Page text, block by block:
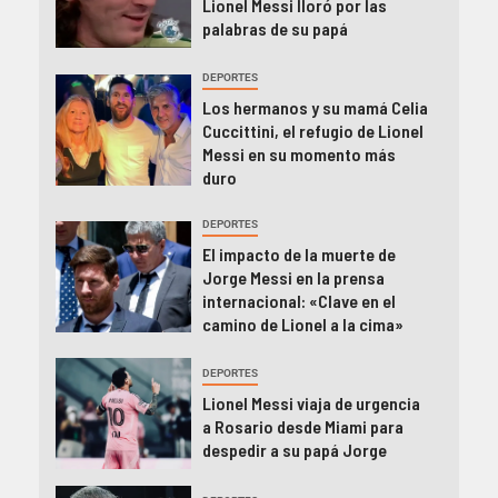
Lionel Messi lloró por las
palabras de su papá
DEPORTES
Los hermanos y su mamá Celia
Cuccittini, el refugio de Lionel
Messi en su momento más
duro
DEPORTES
El impacto de la muerte de
Jorge Messi en la prensa
internacional: «Clave en el
camino de Lionel a la cima»
DEPORTES
Lionel Messi viaja de urgencia
a Rosario desde Miami para
despedir a su papá Jorge